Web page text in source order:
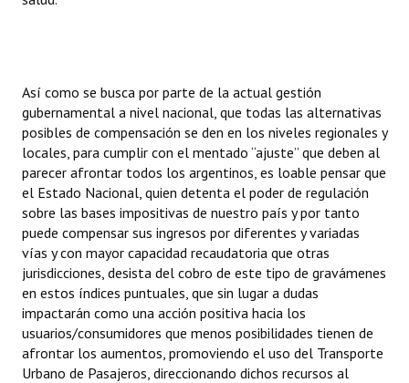
Así como se busca por parte de la actual gestión
gubernamental a nivel nacional, que todas las alternativas
posibles de compensación se den en los niveles regionales y
locales, para cumplir con el mentado “ajuste” que deben al
parecer afrontar todos los argentinos, es loable pensar que
el Estado Nacional, quien detenta el poder de regulación
sobre las bases impositivas de nuestro país y por tanto
puede compensar sus ingresos por diferentes y variadas
vías y con mayor capacidad recaudatoria que otras
jurisdicciones, desista del cobro de este tipo de gravámenes
en estos índices puntuales, que sin lugar a dudas
impactarán como una acción positiva hacia los
usuarios/consumidores que menos posibilidades tienen de
afrontar los aumentos, promoviendo el uso del Transporte
Urbano de Pasajeros, direccionando dichos recursos al